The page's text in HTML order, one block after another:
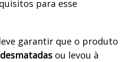
para esse
garantir que o produto
ou levou à